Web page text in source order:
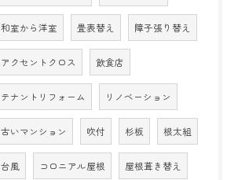
和室から洋室 畳表替え 障子張り替え
アクセントクロス 飲食店
テナントリフォーム リノベーション
古いマンション 吹付 杉板 根太組
台風 コロニアル屋根 屋根葺き替え